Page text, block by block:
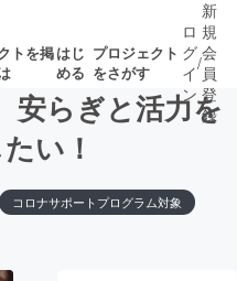
トを掲はじ
める
プロジェクト
をさがす
募集終了が近いプ
ロジェクト
もうすぐ公開
されます
ロ
グ
イ
ン
/
新
規
会
員
登
録
安らぎと活力を
い！
コロナサポートプログラム対象